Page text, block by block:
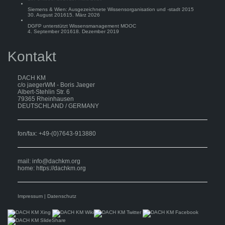
Siemens & Wien: Ausgezeichnete Wissensorganisation und -stadt 2015
30. August 201615. März 2026
DGFP unterstützt Wissensmanagement MOOC
4. September 201618. Dezember 2019
Kontakt
DACH KM
c/o jaegerWM - Boris Jaeger
Albert-Stehlin Str. 6
79365 Rheinhausen
DEUTSCHLAND / GERMANY
fon/fax: +49-(0)7643-913880
mail: info@dachkm.org
home: https://dachkm.org
Impressum | Datenschutz